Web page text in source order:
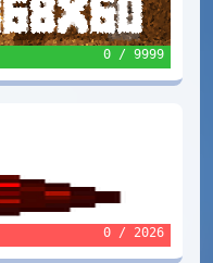
0 / 9999
0 / 2026